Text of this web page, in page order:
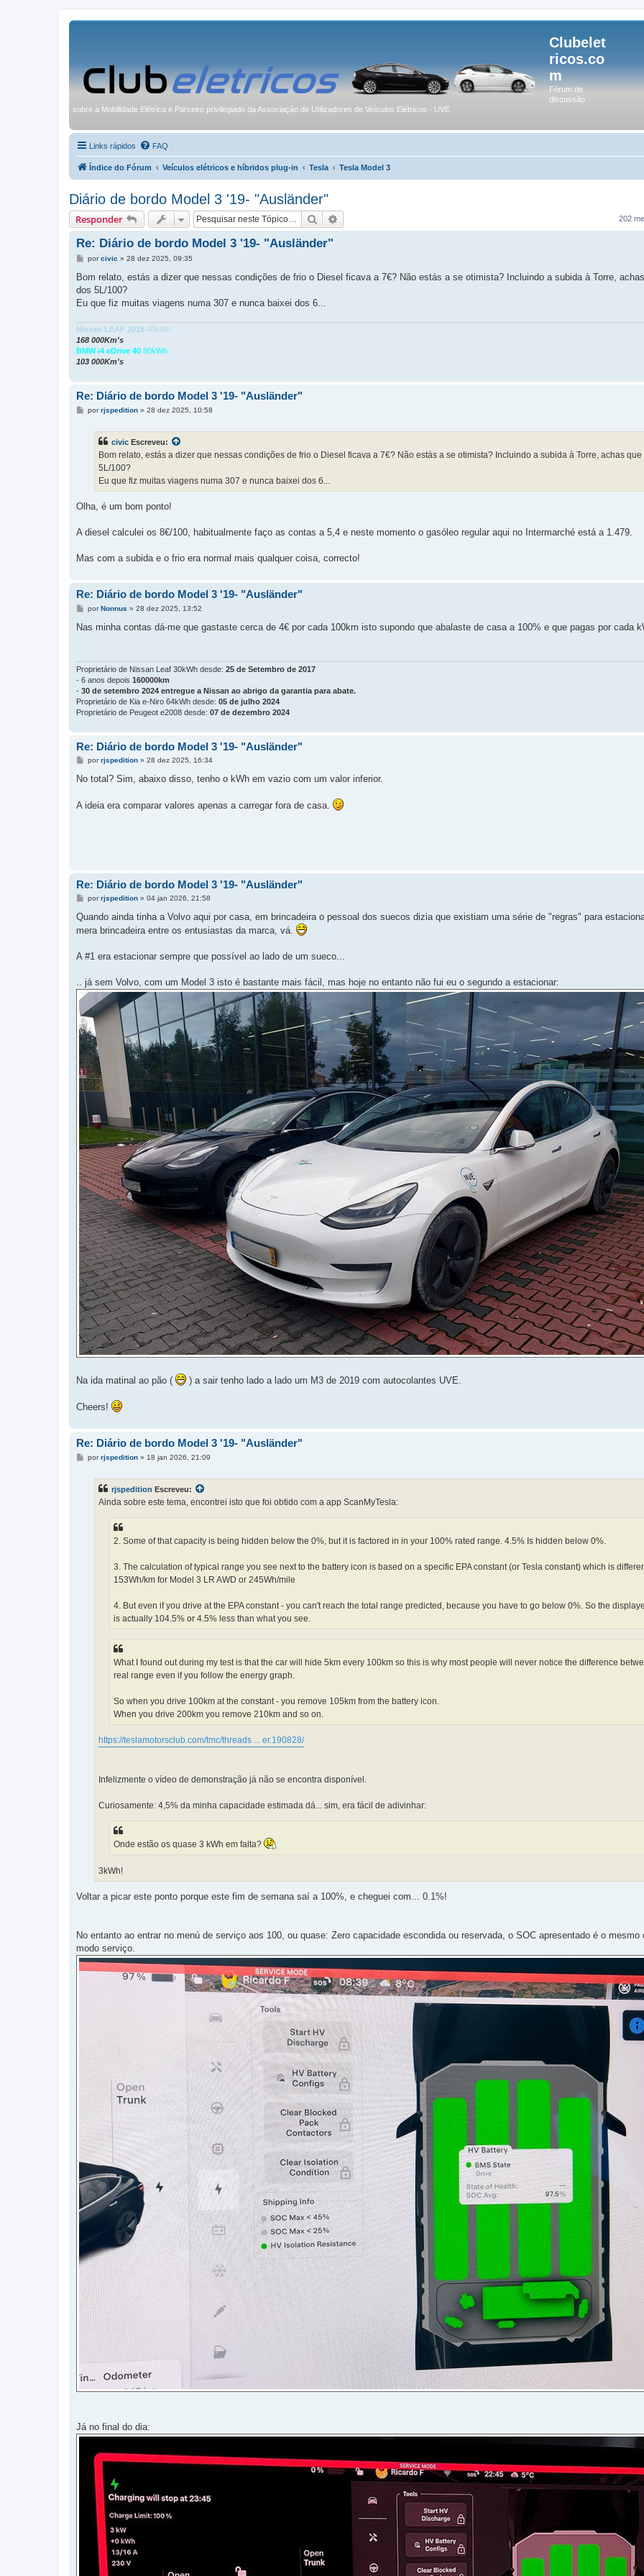
Clubelet
ricos.co
m
Fórum de
discussão
sobre a Mobilidade Elétrica e Parceiro privilegiado da Associação de Utilizadores de Veículos Elétricos - UVE
Links rápidos FAQ
Índice do Fórum Veículos elétricos e híbridos plug-in Tesla Tesla Model 3
Diário de bordo Model 3 '19- "Ausländer"
Responder Pesquisar 202
Re: Diário de bordo Model 3 '19- "Ausländer"
M
n
a
g
porcivic » 28 dez 2025, 09:35
Bom relato, estás a dizer que nessas condições de frio o Diesel ficava a 7€? Não estás a se otimista? Incluindo a subida à Torre,
dos 5L/100?
Eu que fiz muitas viagens numa 307 e nunca baixei dos 6...
Nissan LEAF 2018 40kWh
168 000Km's
BMW i4 eDrive 40 80kWh
103 000Km's
Re: Diário de bordo Model 3 '19- "Ausländer"
Mporrjspedition» 28 dez 2025, 10:58
civic Escreveu:
Bom relato, estás a dizer que nessas condições de frio o Diesel ficava a 7€? Não estás a se otimista? Incluindo a subida à Torre, achas
5L/100?
Eu que fiz muitas viagens numa 307 e nunca baixei dos 6...
Olha, é um bom ponto!
A diesel calculei os 8€/100, habitualmente faço as contas a 5,4 e neste momento o gasóleo regular aqui no Intermarché está a 1.479.
Mas com a subida e o frio era normal mais qualquer coisa, correcto!
Re: Diário de bordo Model 3 '19- "Ausländer"
M
n
m
porNonnus » 28 dez 2025, 13:52
Nas minha contas dá-me que gastaste cerca de 4€ por cada 100km isto supondo que abalaste de casa a 100% e que pagas por cada
Proprietário de Nissan Leaf 30kWh desde: 25 de Setembro de 2017
- 6 anos depois 160000km
- 30 de setembro 2024 entregue a Nissan ao abrigo da garantia para abate.
Proprietário de Kia e-Niro 64kWh desde: 05 de julho 2024
Proprietário de Peugeot e2008 desde: 07 de dezembro 2024
Re: Diário de bordo Model 3 '19- "Ausländer"
M
n
g
e
porrjspedition» 28 dez 2025, 16:34
No total? Sim, abaixo disso, tenho o kWh em vazio com um valor inferior.
A ideia era comparar valores apenas a carregar fora de casa.
Re: Diário de bordo Model 3 '19- "Ausländer"
M
n
a
m
porrjspedition» 04 jan 2026, 21:58
Quando ainda tinha a Volvo aqui por casa, em brincadeira o pessoal dos suecos dizia que existiam uma série de "regras" para
mera brincadeira entre os entusiastas da marca, vá.
A #1 era estacionar sempre que possível ao lado de um sueco...
.. já sem Volvo, com um Model 3 isto é bastante mais fácil, mas hoje no entanto não fui eu o segundo a estacionar:
Na ida matinal ao pão ( ) a sair tenho lado a lado um M3 de 2019 com autocolantes UVE.
Cheers!
Re: Diário de bordo Model 3 '19- "Ausländer"
Mporrjspedition» 18 jan 2026, 21:09
rjspedition Escreveu:
Ainda sobre este tema, encontrei isto que foi obtido com a app ScanMyTesla:
2. Some of that capacity is being hidden below the 0%, but it is factored in in your 100% rated range. 4.5% Is hidden below 0%.
3. The calculation of typical range you see next to the battery icon is based on a specific EPA constant (or Tesla constant) which is
153Wh/km for Model 3 LR AWD or 245Wh/mile
4. But even if you drive at the EPA constant - you can't reach the total range predicted, because you have to go below 0%. So the
is actually 104.5% or 4.5% less than what you see.
What I found out during my test is that the car will hide 5km every 100km so this is why most people will never notice the difference
real range even if you follow the energy graph.
So when you drive 100km at the constant - you remove 105km from the battery icon.
When you drive 200km you remove 210km and so on.
https://teslamotorsclub.com/tmc/threads ... er.190828/
Infelizmente o vídeo de demonstração já não se encontra disponível.
Curiosamente: 4,5% da minha capacidade estimada dá... sim, era fácil de adivinhar:
Onde estão os quase 3 kWh em falta?
3kWh!
Voltar a picar este ponto porque este fim de semana saí a 100%, e cheguei com... 0.1%!
No entanto ao entrar no menú de serviço aos 100, ou quase: Zero capacidade escondida ou reservada, o SOC apresentado é o mesmo
modo serviço.
Já no final do dia: